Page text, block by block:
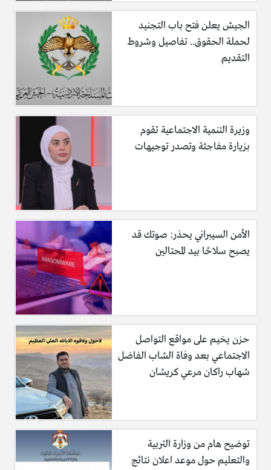
الجيش يعلن فتح باب التجنيد
لحملة الحقوق.. تفاصيل وشروط
التقديم
وزيرة التنمية الاجتماعية تقوم
بزيارة مفاجئة وتصدر توجيهات
الأمن السيبراني يحذر: صوتك قد
يصبح سلاحًا بيد المحتالين
حزن يخيم على مواقع التواصل
الاجتماعي بعد وفاة الشاب الفاضل
شهاب راكان مرعي كريشان
توضيح هام من وزارة التربية
والتعليم حول موعد اعلان نتائج